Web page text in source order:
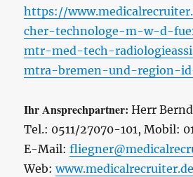
https://
cher-technologe-m-w-d-
mtr-med-tech-
mtra-bremen-und-region-
Ihr Ansprechpartner: Herr
Tel.: 0511/27070-101, Mobil:
E-Mail:
Web:www.medicalrecruiter.de